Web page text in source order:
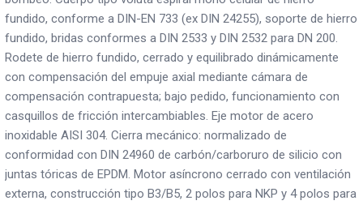
fundido, conforme a DIN-EN 733 (ex DIN 24255), soporte de hierro
fundido, bridas conformes a DIN 2533 y DIN 2532 para DN 200.
Rodete de hierro fundido, cerrado y equilibrado dinámicamente
con compensación del empuje axial mediante cámara de
compensación contrapuesta; bajo pedido, funcionamiento con
casquillos de fricción intercambiables. Eje motor de acero
inoxidable AISI 304. Cierra mecánico: normalizado de
conformidad con DIN 24960 de carbón/carboruro de silicio con
juntas tóricas de EPDM. Motor asíncrono cerrado con ventilación
externa, construcción tipo B3/B5, 2 polos para NKP y 4 polos para